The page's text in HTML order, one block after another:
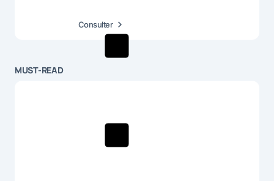
Consulter
MUST-READ